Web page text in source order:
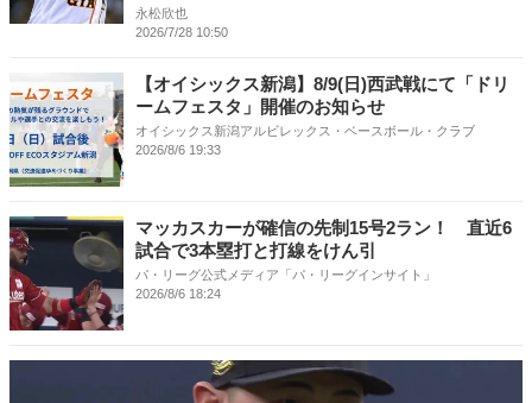
永松欣也
2026/7/28 10:50
【オイシックス新潟】8/9(日)西武戦にて「ドリ
ームフェスタ」開催のお知らせ
オイシックス新潟アルビレックス・ベースボール・クラブ
2026/8/6 19:33
マッカスカーが確信の先制15号2ラン！ 直近6
試合で3本塁打と打線をけん引
パ・リーグ公式メディア「パ・リーグインサイト」
2026/8/6 18:24